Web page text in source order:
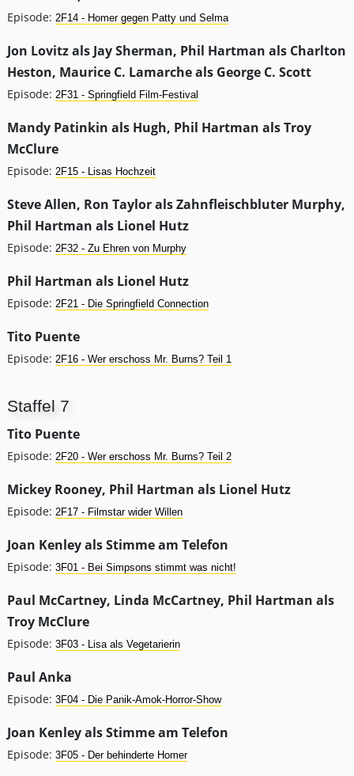
Episode: 2F14 - Homer gegen Patty und Selma
Jon Lovitz als Jay Sherman, Phil Hartman als Charlton
Heston, Maurice C. Lamarche als George C. Scott
Episode: 2F31 - Springfield Film-Festival
Mandy Patinkin als Hugh, Phil Hartman als Troy
McClure
Episode: 2F15 - Lisas Hochzeit
Steve Allen, Ron Taylor als Zahnfleischbluter Murphy,
Phil Hartman als Lionel Hutz
Episode: 2F32 - Zu Ehren von Murphy
Phil Hartman als Lionel Hutz
Episode: 2F21 - Die Springfield Connection
Tito Puente
Episode: 2F16 - Wer erschoss Mr. Burns? Teil 1
Staffel 7
Tito Puente
Episode: 2F20 - Wer erschoss Mr. Burns? Teil 2
Mickey Rooney, Phil Hartman als Lionel Hutz
Episode: 2F17 - Filmstar wider Willen
Joan Kenley als Stimme am Telefon
Episode: 3F01 - Bei Simpsons stimmt was nicht!
Paul McCartney, Linda McCartney, Phil Hartman als
Troy McClure
Episode: 3F03 - Lisa als Vegetarierin
Paul Anka
Episode: 3F04 - Die Panik-Amok-Horror-Show
Joan Kenley als Stimme am Telefon
Episode: 3F05 - Der behinderte Homer